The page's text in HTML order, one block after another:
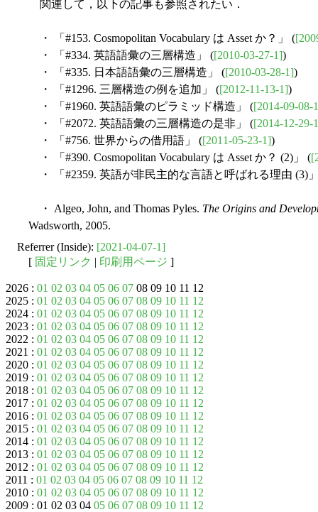
関連して，以下の記事も参照されたい．
・ 「#153. Cosmopolitan Vocabulary は Asset か？」 (
・ 「#334. 英語語彙の三層構造」 ([2010-03-27-1])
・ 「#335. 日本語語彙の三層構造」 ([2010-03-28-1])
・ 「#1296. 三層構造の例を追加」 ([2012-11-13-1])
・ 「#1960. 英語語彙のピラミッド構造」 ([2014-09-08-
・ 「#2072. 英語語彙の三層構造の是非」 ([2014-12-29-
・ 「#756. 世界からの借用語」 ([2011-05-23-1])
・ 「#390. Cosmopolitan Vocabulary は Asset か？ (2)」 (
・ 「#2359. 英語が非民主的な言語と呼ばれる理由 (3)
・ Algeo, John, and Thomas Pyles. The Origins and
Wadsworth, 2005.
Referrer (Inside): [2021-04-07-1]
[ 固定リンク | 印刷用ページ ]
2026 : 01 02 03 04 05 06 07 08 09 10 11 12
2025 : 01 02 03 04 05 06 07 08 09 10 11 12
2024 : 01 02 03 04 05 06 07 08 09 10 11 12
2023 : 01 02 03 04 05 06 07 08 09 10 11 12
2022 : 01 02 03 04 05 06 07 08 09 10 11 12
2021 : 01 02 03 04 05 06 07 08 09 10 11 12
2020 : 01 02 03 04 05 06 07 08 09 10 11 12
2019 : 01 02 03 04 05 06 07 08 09 10 11 12
2018 : 01 02 03 04 05 06 07 08 09 10 11 12
2017 : 01 02 03 04 05 06 07 08 09 10 11 12
2016 : 01 02 03 04 05 06 07 08 09 10 11 12
2015 : 01 02 03 04 05 06 07 08 09 10 11 12
2014 : 01 02 03 04 05 06 07 08 09 10 11 12
2013 : 01 02 03 04 05 06 07 08 09 10 11 12
2012 : 01 02 03 04 05 06 07 08 09 10 11 12
2011 : 01 02 03 04 05 06 07 08 09 10 11 12
2010 : 01 02 03 04 05 06 07 08 09 10 11 12
2009 : 01 02 03 04 05 06 07 08 09 10 11 12